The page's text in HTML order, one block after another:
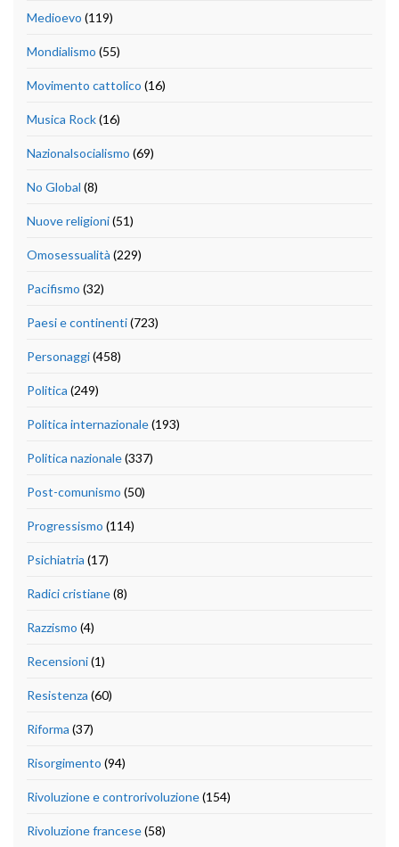
Medioevo (119)
Mondialismo (55)
Movimento cattolico (16)
Musica Rock(16)
Nazionalsocialismo (69)
No Global (8)
Nuove religioni(51)
Omosessualità (229)
Pacifismo (32)
Paesi e continenti(723)
Personaggi(458)
Politica (249)
Politica internazionale(193)
Politica nazionale(337)
Post-comunismo (50)
Progressismo (114)
Psichiatria (17)
Radici cristiane(8)
Razzismo (4)
Recensioni(1)
Resistenza (60)
Riforma (37)
Risorgimento (94)
Rivoluzione e controrivoluzione(154)
Rivoluzione francese(58)